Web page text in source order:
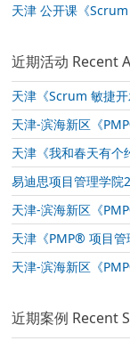
天津 公开课《Scrum
近期活动 Recent
天津《Scrum 敏捷开
天津-滨海新区《
天津《我和春天有个
易迪思项目管理学院
天津-滨海新区《
天津《PMP® 项目
天津-滨海新区《
近期案例 Recent